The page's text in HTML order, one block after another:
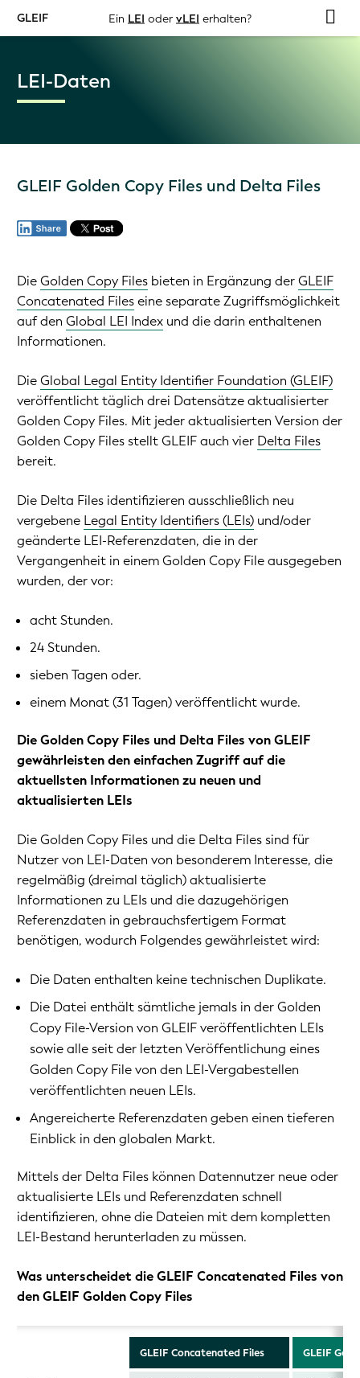
GLEIF Ein LEI oder vLEI erhalten?
LEI-Daten
GLEIF Golden Copy Files und Delta Files
DieGolden Copy Files bieten in Ergänzung derGLEIF
Concatenated Fileseine separate Zugriffsmöglichkeit
auf den Global LEI Index und die darin enthaltenen
Informationen.
DieGlobal Legal Entity Identifier Foundation (GLEIF)
veröffentlicht täglich drei Datensätze aktualisierter
Golden Copy Files. Mit jeder aktualisierten Version der
Golden Copy Files stellt GLEIF auch vier Delta Files
bereit.
Die Delta Files identifizieren ausschließlich neu
vergebene Legal Entity Identifiers (LEIs) und/oder
geänderte LEI-Referenzdaten, die in der
Vergangenheit in einem Golden Copy File ausgegeben
wurden, der vor:
acht Stunden.
24 Stunden.
sieben Tagen oder.
einem Monat (31 Tagen) veröffentlicht wurde.
Die Golden Copy Files und Delta Files von GLEIF
gewährleisten den einfachen Zugriff auf die
aktuellsten Informationen zu neuen und
aktualisierten LEIs
Die Golden Copy Files und die Delta Files sind für
Nutzer von LEI-Daten von besonderem Interesse, die
regelmäßig (dreimal täglich) aktualisierte
Informationen zu LEIs und die dazugehörigen
Referenzdaten in gebrauchsfertigem Format
benötigen, wodurch Folgendes gewährleistet wird:
Die Daten enthalten keine technischen Duplikate.
Die Datei enthält sämtliche jemals in der Golden
Copy File-Version von GLEIF veröffentlichten LEIs
sowie alle seit der letzten Veröffentlichung eines
Golden Copy File von den LEI-Vergabestellen
veröffentlichten neuen LEIs.
Angereicherte Referenzdaten geben einen tieferen
Einblick in den globalen Markt.
Mittels der Delta Files können Datennutzer neue oder
aktualisierte LEIs und Referenzdaten schnell
identifizieren, ohne die Dateien mit dem kompletten
LEI-Bestand herunterladen zu müssen.
Was unterscheidet die GLEIF Concatenated Files von
den GLEIF Golden Copy Files
GLEIF Concatenated Files GLEIF